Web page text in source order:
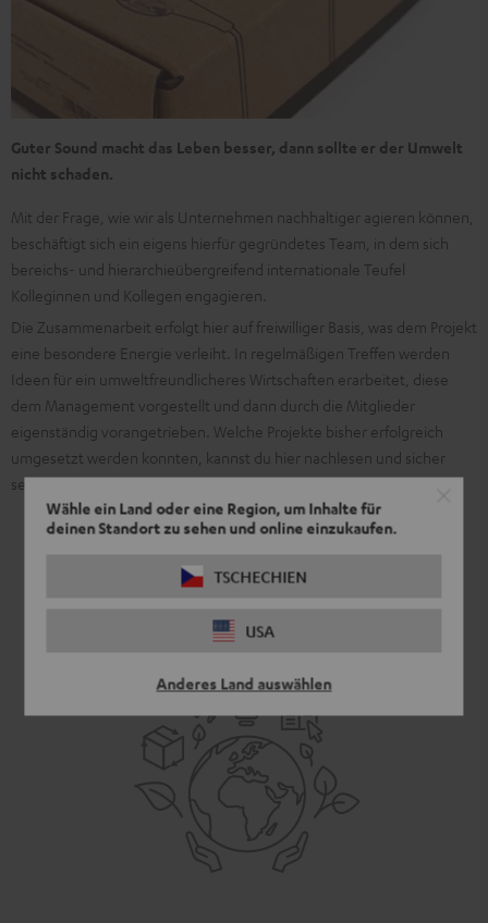
Wähle ein Land oder eine Region, um Inhalte für
deinen Standort zu sehen und online einzukaufen.
TSCHECHIEN
USA
Anderes Land auswählen
Guter Sound macht das Leben besser, dann sollte er der Umwelt
nicht schaden.
Mit der Frage, wie wir als Unternehmen nachhaltiger agieren können,
beschäftigt sich ein eigens hierfür gegründetes Team, in dem sich
bereichs- und hierarchieübergreifend internationale Teufel
Kolleginnen und Kollegen engagieren.
Die Zusammenarbeit erfolgt hier auf freiwilliger Basis, was dem Projekt
eine besondere Energie verleiht. In regelmäßigen Treffen werden
Ideen für ein umweltfreundlicheres Wirtschaften erarbeitet, diese
dem Management vorgestellt und dann durch die Mitglieder
eigenständig vorangetrieben. Welche Projekte bisher erfolgreich
umgesetzt werden konnten, kannst du hier nachlesen und sicher
sein, dass dies erst der Anfang sein wird.
Alle deutschen Teufel Büros und Stores werden mit
echtem Ökostrom versorgt.
erzeugt Strom aus 100 % erneuerbaren Energien von